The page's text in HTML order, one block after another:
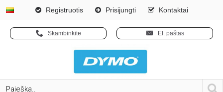
Registruotis Prisijungti Kontaktai
Skambinkite El. paštas